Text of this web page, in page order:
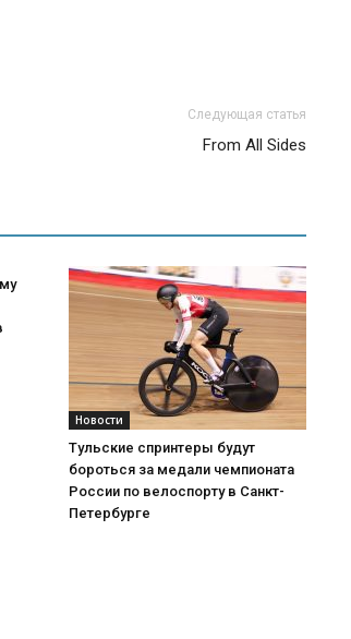
Следующая статья
From All Sides
Новости
Тульские спринтеры будут
бороться за медали чемпионата
России по велоспорту в Санкт-
Петербурге